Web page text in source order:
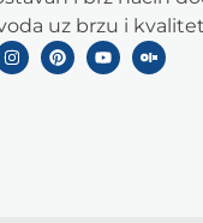
uz brzu i